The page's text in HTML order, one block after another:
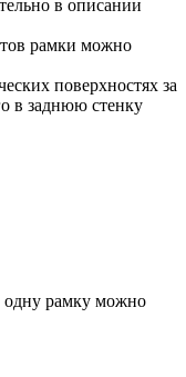
в описании
рамки можно
поверхностях за
в заднюю стенку
одну рамку можно